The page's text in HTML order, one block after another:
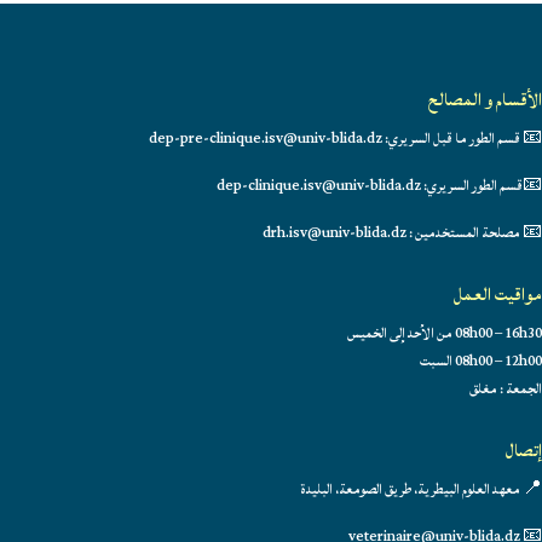
الأقسام و المصالح
📧 قسم الطور ما قبل السريري: dep-pre-clinique.isv@univ-blida.dz
📧قسم الطور السريري: dep-clinique.isv@univ-blida.dz
📧 مصلحة المستخدمين : drh.isv@univ-blida.dz
مواقيت العمل
08h00 – 16h30 من الأحد إلى الخميس
08h00 – 12h00 السبت
الجمعة : مغلق
إتصال
📍 معهد العلوم البيطرية، طريق الصومعة، البليدة